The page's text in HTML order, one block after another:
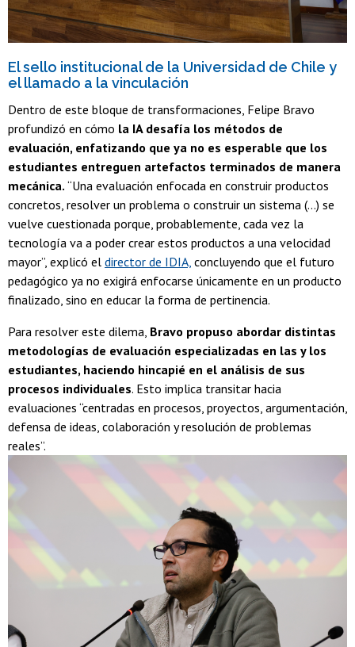
El sello institucional de la Universidad de Chile y
el llamado a la vinculación
Dentro de este bloque de transformaciones, Felipe Bravo
profundizó en cómo la IA desafía los métodos de
evaluación, enfatizando que ya no es esperable que los
estudiantes entreguen artefactos terminados de manera
mecánica. “Una evaluación enfocada en construir productos
concretos, resolver un problema o construir un sistema (...) se
vuelve cuestionada porque, probablemente, cada vez la
tecnología va a poder crear estos productos a una velocidad
mayor”, explicó el director de IDIA, concluyendo que el futuro
pedagógico ya no exigirá enfocarse únicamente en un producto
finalizado, sino en educar la forma de pertinencia.
Para resolver este dilema, Bravo propuso abordar distintas
metodologías de evaluación especializadas en las y los
estudiantes, haciendo hincapié en el análisis de sus
procesos individuales. Esto implica transitar hacia
evaluaciones “centradas en procesos, proyectos, argumentación,
defensa de ideas, colaboración y resolución de problemas
reales”.